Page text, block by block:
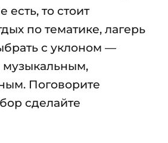
есть, то стоит
по тематике, лагерь
с уклоном —
Поговорите
сделайте